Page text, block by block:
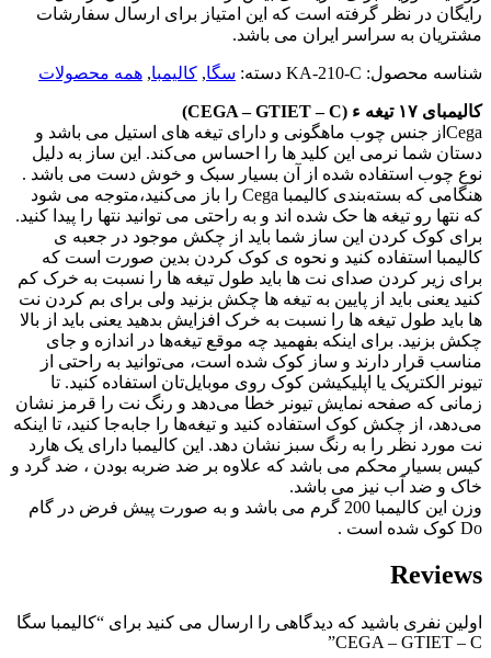
رایگان در نظر گرفته است که این امتیاز برای ارسال سفارشات
مشتریان به سراسر ایران می باشد.
شناسه محصول: KA-210-C دسته: سگا, کالیمبا, همه محصولات
کالیمبای ۱۷ تیغه ء (CEGA – GTIET – C)
Cegaاز جنس چوب ماهگونی و دارای تیغه های استیل می باشد و
دستان شما نرمی این کلید ها را احساس می‌کند. این ساز به دلیل
نوع چوب استفاده شده از آن بسیار سبک و خوش دست می باشد .
هنگامی که بسته‌بندی کالیمبا Cega را باز می‌کنید،متوجه می شود
که نتها رو تیغه ها حک شده اند و به راحتی می توانید نتها را پیدا کنید.
برای کوک کردن این ساز شما باید از چکش موجود در جعبه ی
کالیمبا استفاده کنید و نحوه ی کوک کردن بدین صورت است که
برای زیر کردن صدای نت ها باید طول تیغه ها را نسبت به خرک کم
کنید یعنی باید از پایین به تیغه ها چکش بزنید ولی برای بم کردن نت
ها باید طول تیغه ها را نسبت به خرک افزایش بدهید یعنی باید از بالا
چکش بزنید. برای اینکه بفهمید چه موقع‌ تیغه‌ها در اندازه و جای
مناسب قرار دارند و ساز کوک شده است، می‌توانید به راحتی از
تیونر الکتریک یا اپلیکیشن کوک روی موبایل‌تان استفاده کنید. تا
زمانی که صفحه نمایش تیونر خطا می‌دهد و رنگ نت را قرمز نشان
می‌دهد، از چکش کوک استفاده کنید و تیغه‌ها را جا‌به‌جا کنید، تا اینکه
نت مورد نظر را به رنگ سبز نشان دهد. این کالیمبا دارای یک هارد
کیس بسیار محکم می باشد که علاوه بر ضد ضربه بودن ، ضد گرد و
خاک و ضد آب نیز می باشد.
وزن این کالیمبا 200 گرم می باشد و به صورت پیش فرض در گام
Do کوک شده است .
Reviews
اولین نفری باشید که دیدگاهی را ارسال می کنید برای “کالیمبا سگا
CEGA – GTIET – C”